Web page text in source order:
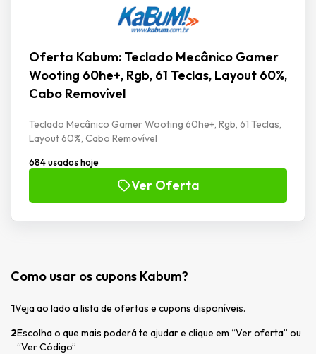
Oferta Kabum: Teclado Mecânico Gamer
Wooting 60he+, Rgb, 61 Teclas, Layout 60%,
Cabo Removível
Teclado Mecânico Gamer Wooting 60he+, Rgb, 61 Teclas,
Layout 60%, Cabo Removível
684 usados hoje
Ver Oferta
Como usar os cupons Kabum?
1Veja ao lado a lista de ofertas e cupons disponíveis.
2Escolha o que mais poderá te ajudar e clique em “Ver oferta” ou
“Ver Código”